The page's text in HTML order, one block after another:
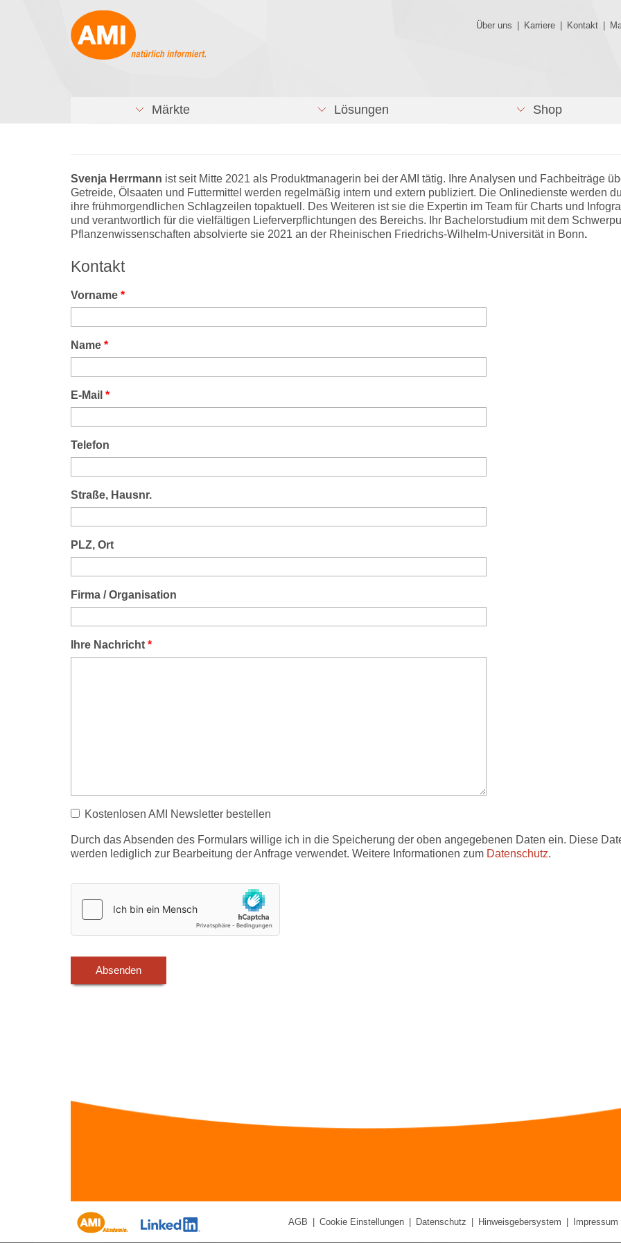
Über uns Karriere Kontakt
Märkte Lösungen Shop
Svenja Herrmann ist seit Mitte 2021 als Produktmanagerin bei der AMI tätig. Ihre Analysen und Fachbeiträge
Getreide, Ölsaaten und Futtermittel werden regelmäßig intern und extern publiziert. Die Onlinedienste werden
ihre frühmorgendlichen Schlagzeilen topaktuell. Des Weiteren ist sie die Expertin im Team für Charts und
und verantwortlich für die vielfältigen Lieferverpflichtungen des Bereichs. Ihr Bachelorstudium mit dem
Pflanzenwissenschaften absolvierte sie 2021 an der Rheinischen Friedrichs-Wilhelm-Universität in Bonn.
Kontakt
Vorname *
Name *
E-Mail *
Telefon
Straße, Hausnr.
PLZ, Ort
Firma / Organisation
Ihre Nachricht *
Kostenlosen AMI Newsletter bestellen
Durch das Absenden des Formulars willige ich in die Speicherung der oben angegebenen Daten ein. Diese
werden lediglich zur Bearbeitung der Anfrage verwendet. Weitere Informationen zum Datenschutz.
Absenden
AGB Cookie Einstellungen Datenschutz Hinweisgebersystem Impressum